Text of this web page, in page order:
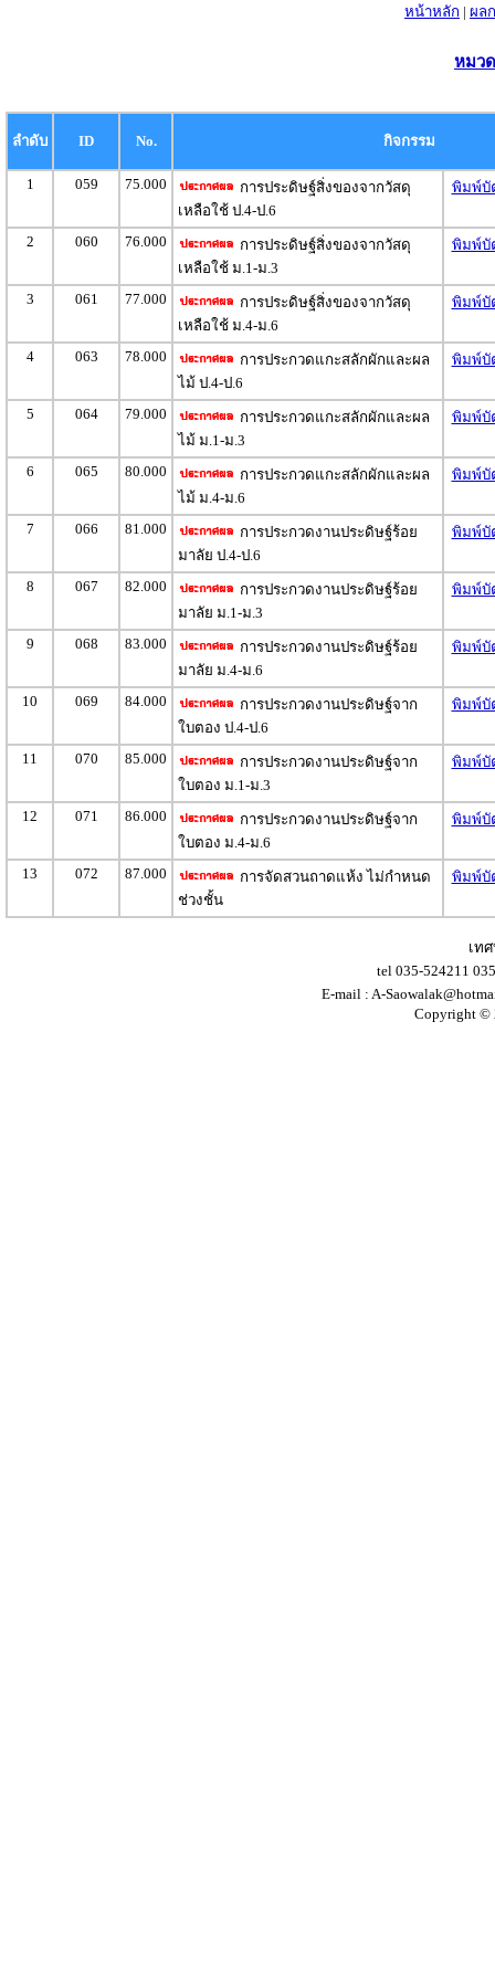
หน้าหลัก | ผล
หมว
ลำดับ ID No. กิจกรรม
1 059 75.000
การประดิษฐ์สิ่งของจากวัสดุ
เหลือใช้ ป.4-ป.6
พิมพ์บั
2 060 76.000
การประดิษฐ์สิ่งของจากวัสดุ
เหลือใช้ ม.1-ม.3
พิมพ์บั
3 061 77.000
การประดิษฐ์สิ่งของจากวัสดุ
เหลือใช้ ม.4-ม.6
พิมพ์บั
4 063 78.000
การประกวดแกะสลักผักและผล
ไม้ ป.4-ป.6
พิมพ์บั
5 064 79.000
การประกวดแกะสลักผักและผล
ไม้ ม.1-ม.3
พิมพ์บั
6 065 80.000
การประกวดแกะสลักผักและผล
ไม้ ม.4-ม.6
พิมพ์บั
7 066 81.000
การประกวดงานประดิษฐ์ร้อย
มาลัย ป.4-ป.6
พิมพ์บั
8 067 82.000
การประกวดงานประดิษฐ์ร้อย
มาลัย ม.1-ม.3
พิมพ์บั
9 068 83.000
การประกวดงานประดิษฐ์ร้อย
มาลัย ม.4-ม.6
พิมพ์บั
10 069 84.000
การประกวดงานประดิษฐ์จาก
ใบตอง ป.4-ป.6
พิมพ์บั
11 070 85.000
การประกวดงานประดิษฐ์จาก
ใบตอง ม.1-ม.3
พิมพ์บั
12 071 86.000
การประกวดงานประดิษฐ์จาก
ใบตอง ม.4-ม.6
พิมพ์บั
13 072 87.000
การจัดสวนถาดแห้ง ไม่กำหนด
ช่วงชั้น
พิมพ์บั
เท
tel 035-524211
E-mail : A-
Copyright ©